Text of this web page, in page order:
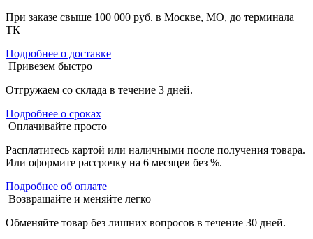
При заказе свыше 100 000 руб. в Москве, МО, до терминала
ТК
Подробнее о доставке
Привезем быстро
Отгружаем со склада в течение 3 дней.
Подробнее о сроках
Оплачивайте просто
Расплатитесь картой или наличными после получения товара.
Или оформите рассрочку на 6 месяцев без %.
Подробнее об оплате
Возвращайте и меняйте легко
Обменяйте товар без лишних вопросов в течение 30 дней.